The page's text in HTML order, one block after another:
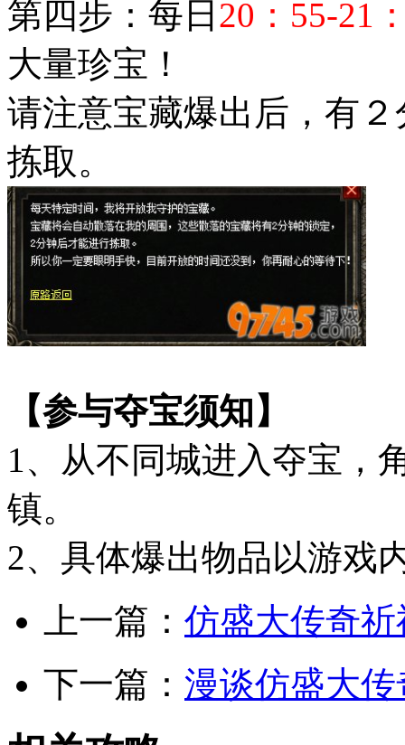
第四步：每日 20：55-21
大量珍宝！
请注意宝藏爆出后，有
拣取。
【参与夺宝须知】
1、从不同城进入夺宝，
镇。
2、具体爆出物品以游戏
上一篇： 仿盛大传奇
下一篇： 漫谈仿盛大